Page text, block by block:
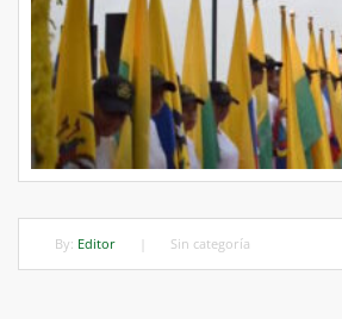
By: Editor Sin categoría